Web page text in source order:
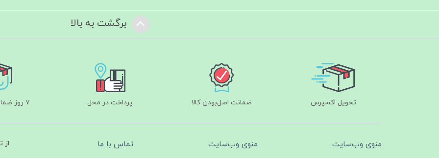
برگشت به بالا
تحویل اکسپرس ضمانت اصل‌بودن کالا پرداخت در محل ۷ روز ضمانت بازگشت
منوی وب‌سایت منوی وب‌سایت تماس با ما از